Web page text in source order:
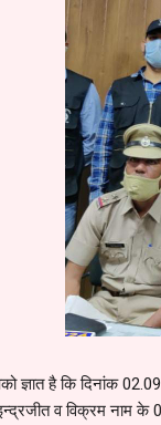
ज्ञात है कि दिनांक
इन्द्रजीत व विक्रम नाम के